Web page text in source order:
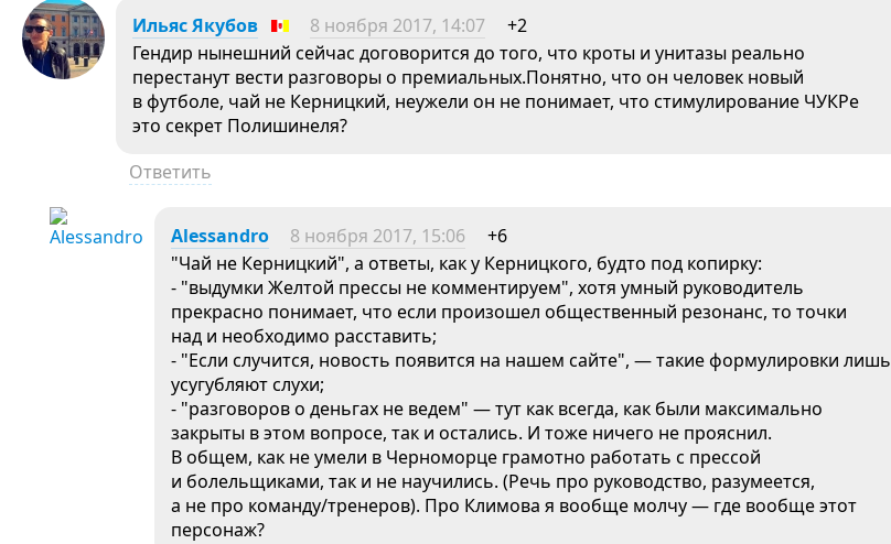
Ильяс Якубов 8 ноября 2017, 14:07
+2
Гендир нынешний сейчас договорится до того, что кроты и унитазы реально
перестанут вести разговоры о премиальных.Понятно, что он человек новый
в футболе, чай не Керницкий, неужели он не понимает, что стимулирование ЧУКРе
это секрет Полишинеля?
Ответить
Alessandro 8 ноября 2017, 15:06
+6
"Чай не Керницкий", а ответы, как у Керницкого, будто под копирку:
- "выдумки Желтой прессы не комментируем", хотя умный руководитель
прекрасно понимает, что если произошел общественный резонанс, то точки
над и необходимо расставить;
- "Если случится, новость появится на нашем сайте", — такие формулировки лишь
усугубляют слухи;
- "разговоров о деньгах не ведем" — тут как всегда, как были максимально
закрыты в этом вопросе, так и остались. И тоже ничего не прояснил.
В общем, как не умели в Черноморце грамотно работать с прессой
и болельщиками, так и не научились. (Речь про руководство, разумеется,
а не про команду/тренеров). Про Климова я вообще молчу — где вообще этот
персонаж?